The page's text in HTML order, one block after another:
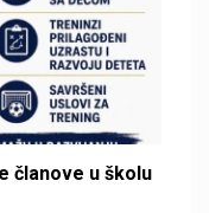
članove u školu